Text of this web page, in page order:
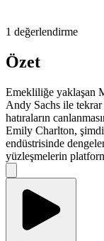
1 değerlendirme
Özet
Emekliliğe yaklaşan
Andy Sachs ile
hatıraların
Emily Charlton, şimdi
endüstrisinde
yüzleşmelerin